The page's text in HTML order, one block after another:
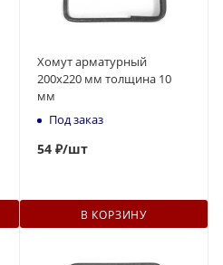
Хомут арматурный
200х220 мм толщина 10
мм
Под заказ
54 ₽/шт
В КОРЗИНУ